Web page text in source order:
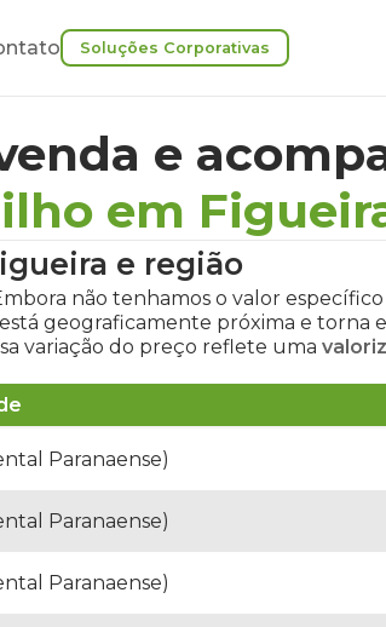
Soluções Corporativas
e
em
e região
não tenhamos o valor
geograficamente próxima e torna
variação do preço reflete uma
Paranaense)
Paranaense)
Paranaense)